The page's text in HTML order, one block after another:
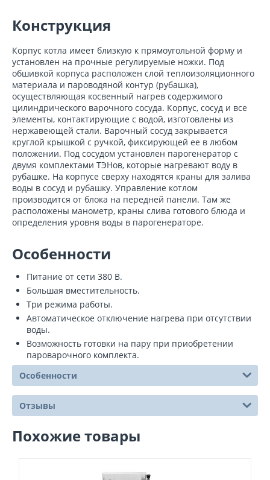
Конструкция
Корпус котла имеет близкую к прямоугольной форму и
установлен на прочные регулируемые ножки. Под
обшивкой корпуса расположен слой теплоизоляционного
материала и пароводяной контур (рубашка),
осуществляющая косвенный нагрев содержимого
цилиндрического варочного сосуда. Корпус, сосуд и все
элементы, контактирующие с водой, изготовлены из
нержавеющей стали. Варочный сосуд закрывается
круглой крышкой с ручкой, фиксирующей ее в любом
положении. Под сосудом установлен парогенератор с
двумя комплектами ТЭНов, которые нагревают воду в
рубашке. На корпусе сверху находятся краны для залива
воды в сосуд и рубашку. Управление котлом
производится от блока на передней панели. Там же
расположены манометр, краны слива готового блюда и
определения уровня воды в парогенераторе.
Особенности
Питание от сети 380 В.
Большая вместительность.
Три режима работы.
Автоматическое отключение нагрева при отсутствии
воды.
Возможность готовки на пару при приобретении
пароварочного комплекта.
Особенности
Отзывы
Похожие товары